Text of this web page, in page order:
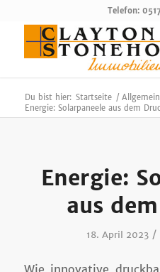
Telefon:
Du bist hier: Startseite / Allgemein
Energie: Solarpaneele aus dem
Energie:
aus
18. April 2023 /
Wie innovative